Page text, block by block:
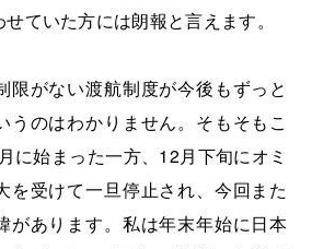
ていた方には朗報と言えます。
限がない渡航制度が今後もずっと
うのはわかりません。そもそもこ
に始まった一方、12月下旬にオミ
を受けて一旦停止され、今回また
があります。私は年末年始に日本